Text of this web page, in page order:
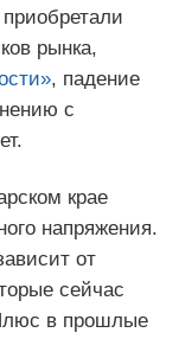
рынка,
, падение
с
крае
напряжения.
от
сейчас
в прошлые